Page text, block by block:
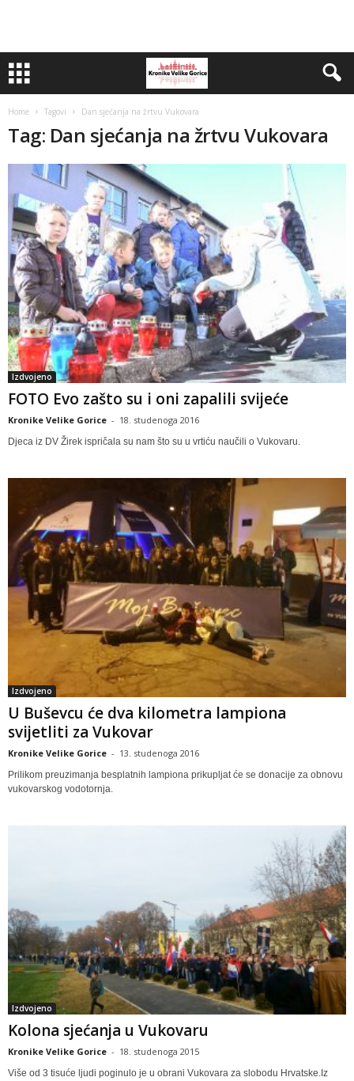
Home Tagovi Dan sjećanja na žrtvu Vukovara
Tag: Dan sjećanja na žrtvu Vukovara
Izdvojeno
FOTO Evo zašto su i oni zapalili svijeće
Kronike Velike Gorice - 18. studenoga 2016
Djeca iz DV Žirek ispričala su nam što su u vrtiću naučili o Vukovaru.
Izdvojeno
U Buševcu će dva kilometra lampiona
svijetliti za Vukovar
Kronike Velike Gorice - 13. studenoga 2016
Prilikom preuzimanja besplatnih lampiona prikupljat će se donacije za obnovu
vukovarskog vodotornja.
Izdvojeno
Kolona sjećanja u Vukovaru
Kronike Velike Gorice - 18. studenoga 2015
Više od 3 tisuće ljudi poginulo je u obrani Vukovara za slobodu Hrvatske.Iz